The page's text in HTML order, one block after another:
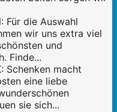
Für die Auswahl
wir uns extra viel
und
Finde...
Schenken macht
eine liebe
sie sich...